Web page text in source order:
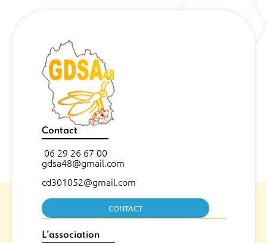
Contact
06 29 26 67 00
gdsa48@gmail.com
cd301052@gmail.com
CONTACT
L’association